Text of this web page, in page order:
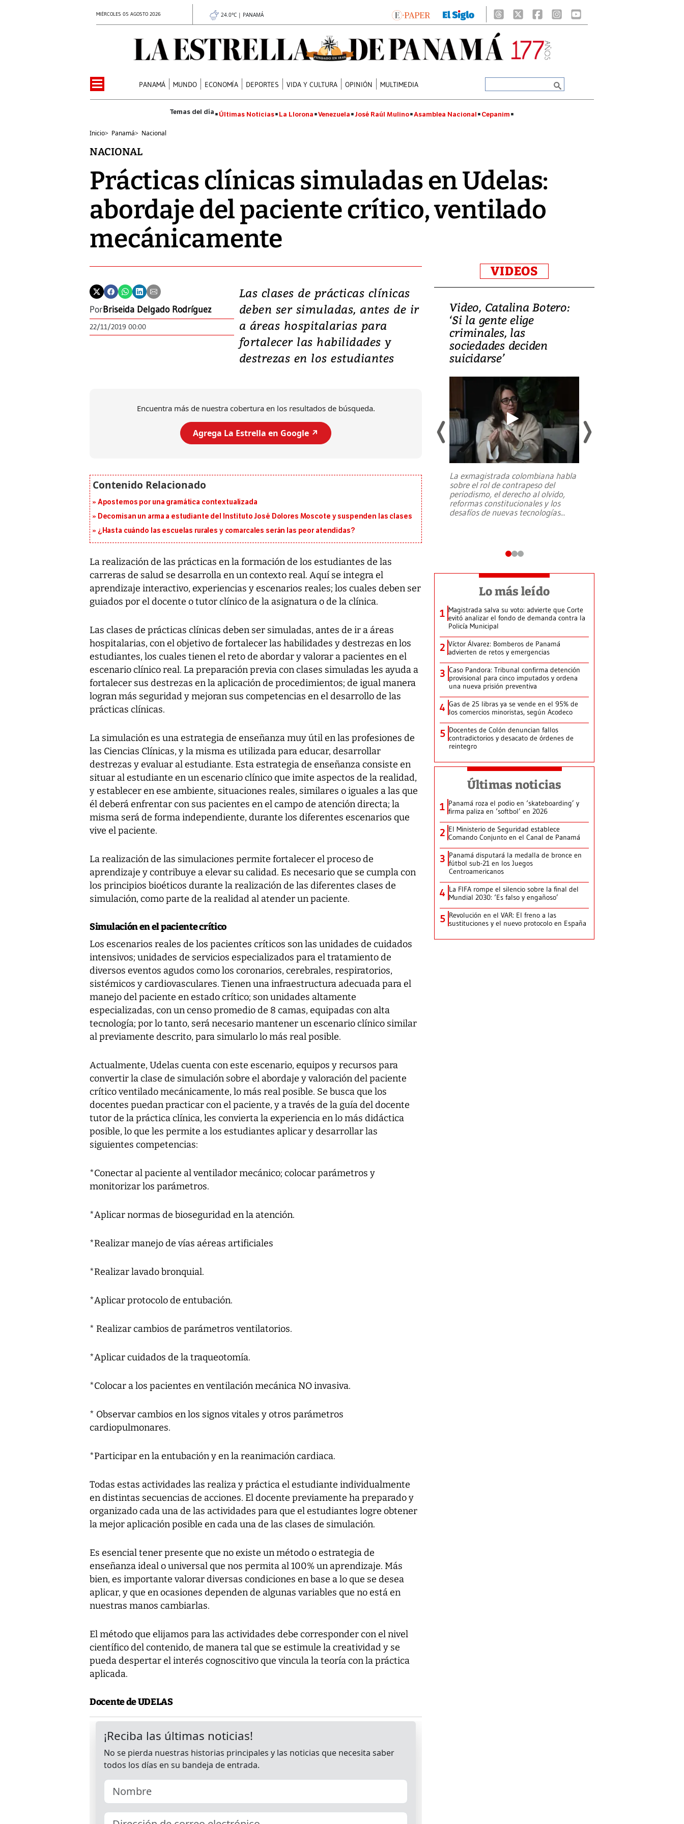
MIÉRCOLES 05 AGOSTO 2026 24.0°C | PANAMÁ
PANAMÁ MUNDO ECONOMÍA DEPORTES VIDA Y CULTURA OPINIÓN MULTIMEDIA
Últimas Noticias La Llorona Venezuela José Raúl Mulino Asamblea Nacional Cepanim
Inicio> Panamá> Nacional
NACIONAL
Prácticas clínicas simuladas en Udelas:
abordaje del paciente crítico, ventilado
mecánicamente
PorBriseida Delgado Rodríguez
22/11/2019 00:00
Las clases de prácticas clínicas
deben ser simuladas, antes de ir
a áreas hospitalarias para
fortalecer las habilidades y
destrezas en los estudiantes
Encuentra más de nuestra cobertura en los resultados de búsqueda.
Agrega La Estrella en Google ↗️
Apostemos por una gramática contextualizada
Decomisan un arma a estudiante del Instituto José Dolores Moscote y suspenden las clases
¿Hasta cuándo las escuelas rurales y comarcales serán las peor atendidas?
La realización de las prácticas en la formación de los estudiantes de las
carreras de salud se desarrolla en un contexto real. Aquí se integra el
aprendizaje interactivo, experiencias y escenarios reales; los cuales deben ser
guiados por el docente o tutor clínico de la asignatura o de la clínica.
Las clases de prácticas clínicas deben ser simuladas, antes de ir a áreas
hospitalarias, con el objetivo de fortalecer las habilidades y destrezas en los
estudiantes, los cuales tienen el reto de abordar y valorar a pacientes en el
escenario clínico real. La preparación previa con clases simuladas les ayuda a
fortalecer sus destrezas en la aplicación de procedimientos; de igual manera
logran más seguridad y mejoran sus competencias en el desarrollo de las
prácticas clínicas.
La simulación es una estrategia de enseñanza muy útil en las profesiones de
las Ciencias Clínicas, y la misma es utilizada para educar, desarrollar
destrezas y evaluar al estudiante. Esta estrategia de enseñanza consiste en
situar al estudiante en un escenario clínico que imite aspectos de la realidad,
y establecer en ese ambiente, situaciones reales, similares o iguales a las que
él deberá enfrentar con sus pacientes en el campo de atención directa; la
misma será de forma independiente, durante los diferentes escenarios que
vive el paciente.
La realización de las simulaciones permite fortalecer el proceso de
aprendizaje y contribuye a elevar su calidad. Es necesario que se cumpla con
los principios bioéticos durante la realización de las diferentes clases de
simulación, como parte de la realidad al atender un paciente.
Simulación en el paciente crítico
Los escenarios reales de los pacientes críticos son las unidades de cuidados
intensivos; unidades de servicios especializados para el tratamiento de
diversos eventos agudos como los coronarios, cerebrales, respiratorios,
sistémicos y cardiovasculares. Tienen una infraestructura adecuada para el
manejo del paciente en estado crítico; son unidades altamente
especializadas, con un censo promedio de 8 camas, equipadas con alta
tecnología; por lo tanto, será necesario mantener un escenario clínico similar
al previamente descrito, para simularlo lo más real posible.
Actualmente, Udelas cuenta con este escenario, equipos y recursos para
convertir la clase de simulación sobre el abordaje y valoración del paciente
crítico ventilado mecánicamente, lo más real posible. Se busca que los
docentes puedan practicar con el paciente, y a través de la guía del docente
tutor de la práctica clínica, les convierta la experiencia en lo más didáctica
posible, lo que les permite a los estudiantes aplicar y desarrollar las
siguientes competencias:
*Conectar al paciente al ventilador mecánico; colocar parámetros y
monitorizar los parámetros.
*Aplicar normas de bioseguridad en la atención.
*Realizar manejo de vías aéreas artificiales
*Realizar lavado bronquial.
*Aplicar protocolo de entubación.
* Realizar cambios de parámetros ventilatorios.
*Aplicar cuidados de la traqueotomía.
*Colocar a los pacientes en ventilación mecánica NO invasiva.
* Observar cambios en los signos vitales y otros parámetros
cardiopulmonares.
*Participar en la entubación y en la reanimación cardiaca.
Todas estas actividades las realiza y práctica el estudiante individualmente
en distintas secuencias de acciones. El docente previamente ha preparado y
organizado cada una de las actividades para que el estudiantes logre obtener
la mejor aplicación posible en cada una de las clases de simulación.
Es esencial tener presente que no existe un método o estrategia de
enseñanza ideal o universal que nos permita al 100% un aprendizaje. Más
bien, es importante valorar diversas condiciones en base a lo que se desea
aplicar, y que en ocasiones dependen de algunas variables que no está en
nuestras manos cambiarlas.
El método que elijamos para las actividades debe corresponder con el nivel
científico del contenido, de manera tal que se estimule la creatividad y se
pueda despertar el interés cognoscitivo que vincula la teoría con la práctica
aplicada.
Docente de UDELAS
VIDEOS
Video, Japón: Terremoto
deja heridos y graves
daños en Kumamoto
al sur de Japón, provocando una
Video, Catalina Botero:
‘Si la gente elige
criminales, las
sociedades deciden
suicidarse’
La exmagistrada colombiana habla
sobre el rol de contrapeso del
periodismo, el derecho al olvido,
reformas constitucionales y los
desafíos de nuevas tecnologías...
Lo más leído
1 Magistrada salva su voto: advierte que Corte
evitó analizar el fondo de demanda contra la
Policía Municipal
2 Víctor Álvarez: Bomberos de Panamá
advierten de retos y emergencias
3 Caso Pandora: Tribunal confirma detención
provisional para cinco imputados y ordena
una nueva prisión preventiva
4 Gas de 25 libras ya se vende en el 95% de
los comercios minoristas, según Acodeco
5 Docentes de Colón denuncian fallos
contradictorios y desacato de órdenes de
reintegro
Últimas noticias
1 Panamá roza el podio en ‘skateboarding’ y
firma paliza en ‘softbol’ en 2026
2 El Ministerio de Seguridad establece
Comando Conjunto en el Canal de Panamá
3 Panamá disputará la medalla de bronce en
fútbol sub-21 en los Juegos
Centroamericanos
4 La FIFA rompe el silencio sobre la final del
Mundial 2030: ‘Es falso y engañoso’
5 Revolución en el VAR: El freno a las
sustituciones y el nuevo protocolo en España